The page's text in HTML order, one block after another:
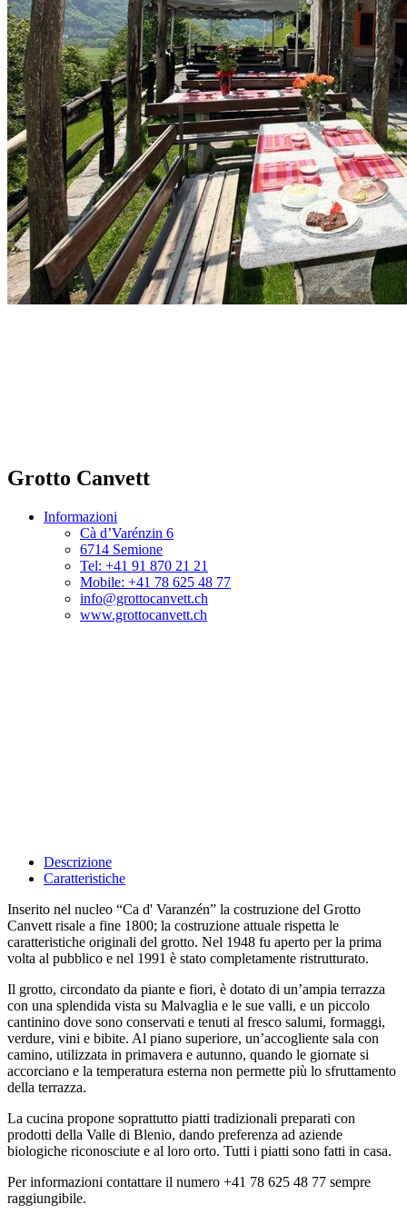
Grotto Canvett
Informazioni
Cà d’Varénzin 6
6714 Semione
Tel: +41 91 870 21 21
Mobile: +41 78 625 48 77
info@grottocanvett.ch
www.grottocanvett.ch
Descrizione
Caratteristiche
Inserito nel nucleo “Ca d' Varanzén” la costruzione del Grotto
Canvett risale a fine 1800; la costruzione attuale rispetta le
caratteristiche originali del grotto. Nel 1948 fu aperto per la prima
volta al pubblico e nel 1991 è stato completamente ristrutturato.
Il grotto, circondato da piante e fiori, è dotato di un’ampia terrazza
con una splendida vista su Malvaglia e le sue valli, e un piccolo
cantinino dove sono conservati e tenuti al fresco salumi, formaggi,
verdure, vini e bibite. Al piano superiore, un’accogliente sala con
camino, utilizzata in primavera e autunno, quando le giornate si
accorciano e la temperatura esterna non permette più lo sfruttamento
della terrazza.
La cucina propone soprattutto piatti tradizionali preparati con
prodotti della Valle di Blenio, dando preferenza ad aziende
biologiche riconosciute e al loro orto. Tutti i piatti sono fatti in casa.
Per informazioni contattare il numero +41 78 625 48 77 sempre
raggiungibile.